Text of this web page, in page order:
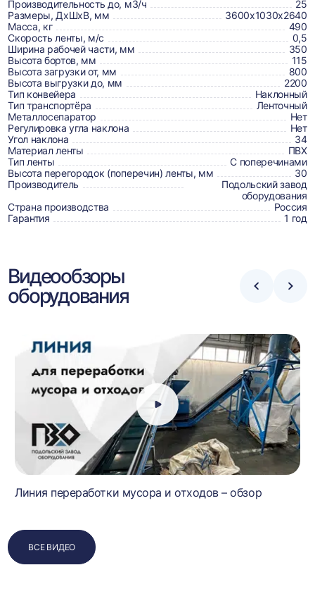
доставке,
отзывах
и
сертификаты
Производительность до, м3/ч
25
Размеры, ДхШхВ, мм
3600х1030х2640
Масса, кг
490
Скорость ленты, м/с
0,5
Ширина рабочей части, мм
350
Высота бортов, мм
115
Высота загрузки от, мм
800
Высота выгрузки до, мм
2200
Тип конвейера
Наклонный
Тип транспортёра
Ленточный
Металлосепаратор
Нет
Регулировка угла наклона
Нет
Угол наклона
34
Материал ленты
ПВХ
Тип ленты
С поперечинами
Высота перегородок (поперечин) ленты, мм
30
Производитель
Подольский завод
оборудования
Страна производства
Россия
Гарантия
1 год
Видеообзоры
оборудования
Стрелка
Линия переработки мусора и отходов – обзор
ВСЕ ВИДЕО